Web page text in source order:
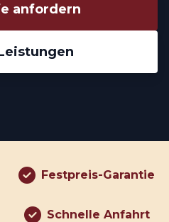
anfordern
Festpreis-Garantie
Schnelle Anfahrt